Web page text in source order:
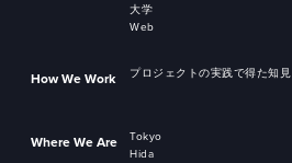
大学
Web
How We Work プロジェクトの実践で得た知見
Where We Are Tokyo
Hida